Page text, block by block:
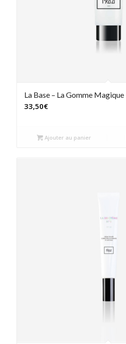
La Base – La Gomme Magique
33,50€
Ajouter au panier